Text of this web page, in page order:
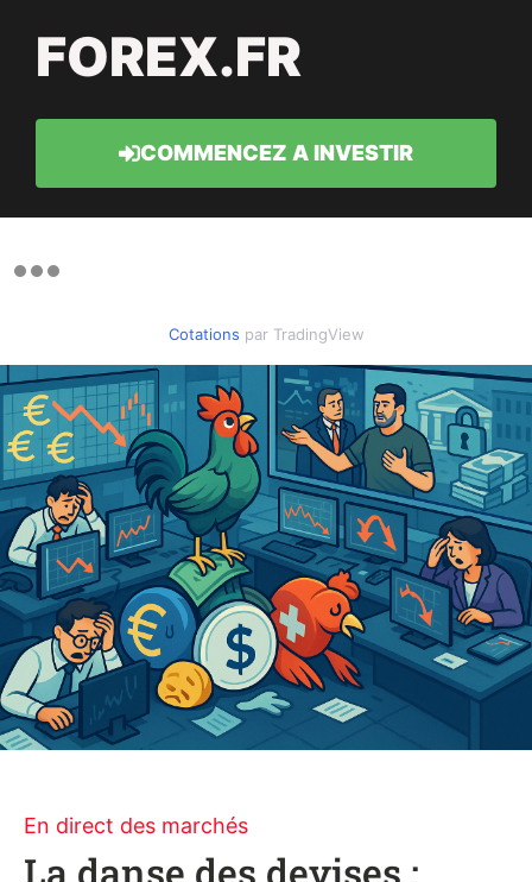
FOREX.FR
COMMENCEZ A INVESTIR
Cotations par TradingView
En direct des marchés